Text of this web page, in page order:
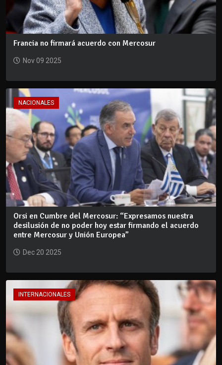
Francia no firmará acuerdo con Mercosur
Nov 09 2025
NACIONALES
Orsi en Cumbre del Mercosur: “Expresamos nuestra
desilusión de no poder hoy estar firmando el acuerdo
entre Mercosur y Unión Europea”
Dec 20 2025
INTERNACIONALES